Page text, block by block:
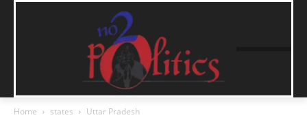
Home states Uttar Pradesh